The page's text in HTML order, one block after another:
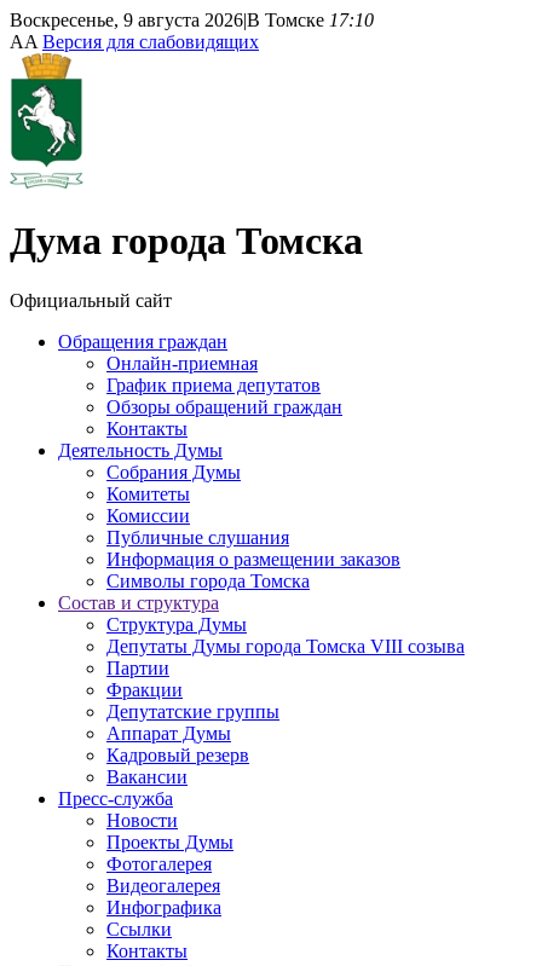
Воскресенье, 9 августа 2026|В Томске 17:10
AA Версия для слабовидящих
Дума города Томска
Официальный сайт
Обращения граждан
Онлайн-приемная
График приема депутатов
Обзоры обращений граждан
Контакты
Деятельность Думы
Собрания Думы
Комитеты
Комиссии
Публичные слушания
Информация о размещении заказов
Символы города Томска
Состав и структура
Структура Думы
Депутаты Думы города Томска VIII созыва
Партии
Фракции
Депутатские группы
Аппарат Думы
Кадровый резерв
Вакансии
Пресс-служба
Новости
Проекты Думы
Фотогалерея
Видеогалерея
Инфографика
Ссылки
Контакты